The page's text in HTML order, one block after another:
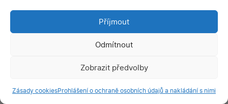
Příjmout
Odmítnout
Zobrazit předvolby
Zásady cookiesProhlášení o ochraně osobních údajů a nakládání s nimi